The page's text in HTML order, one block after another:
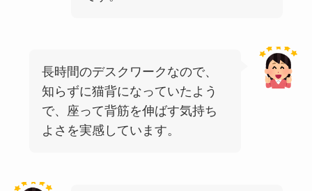
長時間のデスクワークなので、
知らずに猫背になっていたよう
で、座って背筋を伸ばす気持ち
よさを実感しています。